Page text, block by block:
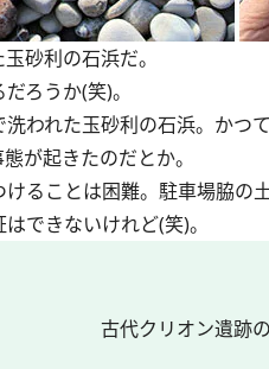
砂利の石浜だ。
ろうか(笑)。
われた玉砂利の石浜。かつ
が起きたのだとか。
ることは困難。駐車場脇の
できないけれど(笑)。
古代クリオン遺跡